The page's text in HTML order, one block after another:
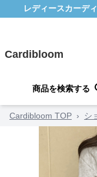
レディースカーデ
Cardibloom
商品を検索する
Cardibloom TOP › シ